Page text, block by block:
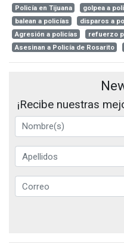
Policía en Tijuana golpea a
balean a policías
disparos a
Agresión a policías
refuerzo
Asesinan a Policía de Rosarito
¡Recibe nuestras